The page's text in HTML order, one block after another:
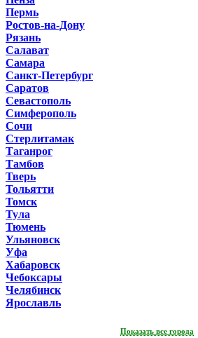
Пермь
Ростов-на-Дону
Рязань
Салават
Самара
Санкт-Петербург
Саратов
Севастополь
Симферополь
Сочи
Стерлитамак
Таганрог
Тамбов
Тверь
Тольятти
Томск
Тула
Тюмень
Ульяновск
Уфа
Хабаровск
Чебоксары
Челябинск
Ярославль
Показать все города